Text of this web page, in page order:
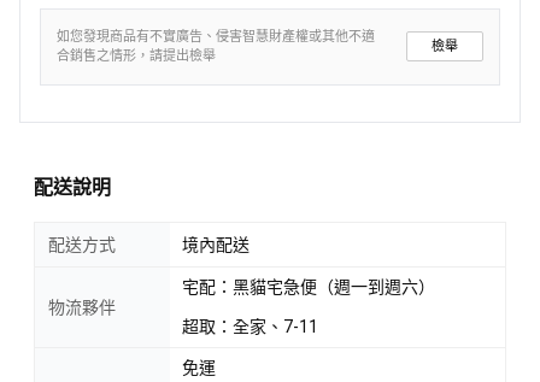
如您發現商品有不實廣告、侵害智慧財產權或其他不適
合銷售之情形，請提出檢舉
檢舉
配送說明
配送方式 境內配送
物流夥伴
宅配：黑貓宅急便（週一到週六）
超取：全家、7-11
免運